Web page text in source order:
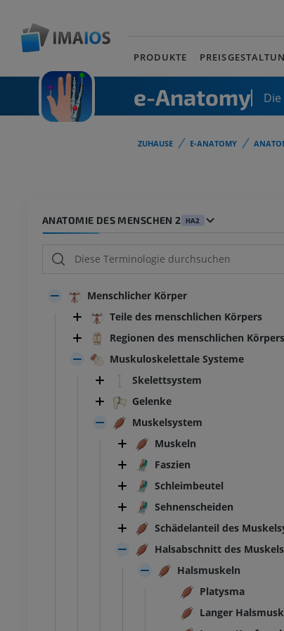
PRODUKTE
e-Anatomy
ZUHAUSE E-ANATOMY
ANATOMIE DES MENSCHEN 2 HA2
Menschlicher Körper
Teile des menschlichen Körpers
Regionen des menschlichen Körpers
Muskuloskelettale Systeme
Skelettsystem
Gelenke
Muskelsystem
Muskeln
Faszien
Schleimbeutel
Sehnenscheiden
Schädelanteil des
Halsabschnitt des
Halsmuskeln
Platysma
Langer